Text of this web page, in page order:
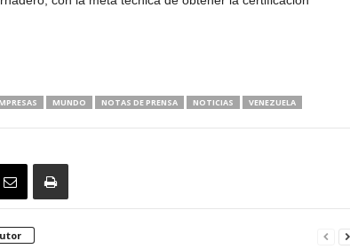
MUNDO NOTAS DE PRENSA NOTICIAS VENEZUELA